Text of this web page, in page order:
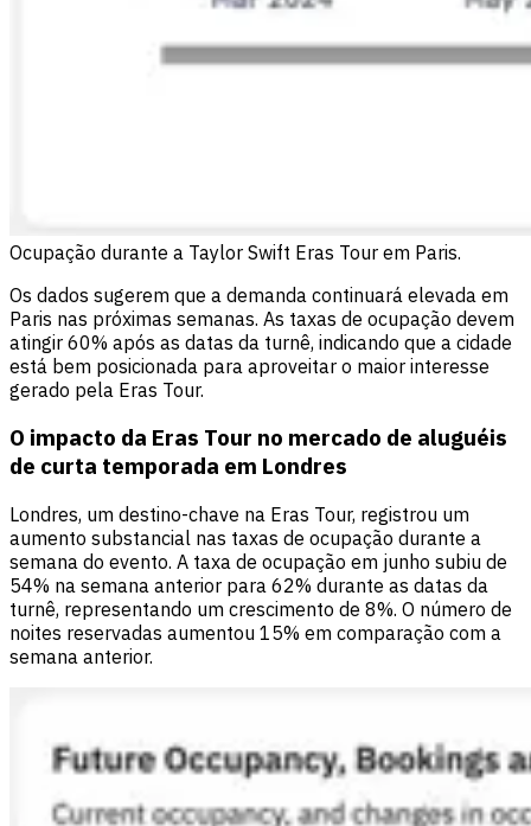
Ocupação durante a Taylor Swift Eras Tour em Paris.
Os dados sugerem que a demanda continuará elevada em
Paris nas próximas semanas. As taxas de ocupação devem
atingir 60% após as datas da turnê, indicando que a cidade
está bem posicionada para aproveitar o maior interesse
gerado pela Eras Tour.
O impacto da Eras Tour no mercado de aluguéis
de curta temporada em Londres
Londres, um destino-chave na Eras Tour, registrou um
aumento substancial nas taxas de ocupação durante a
semana do evento. A taxa de ocupação em junho subiu de
54% na semana anterior para 62% durante as datas da
turnê, representando um crescimento de 8%. O número de
noites reservadas aumentou 15% em comparação com a
semana anterior.